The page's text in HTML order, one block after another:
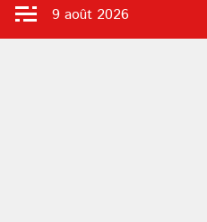
Aller
9 août 2026